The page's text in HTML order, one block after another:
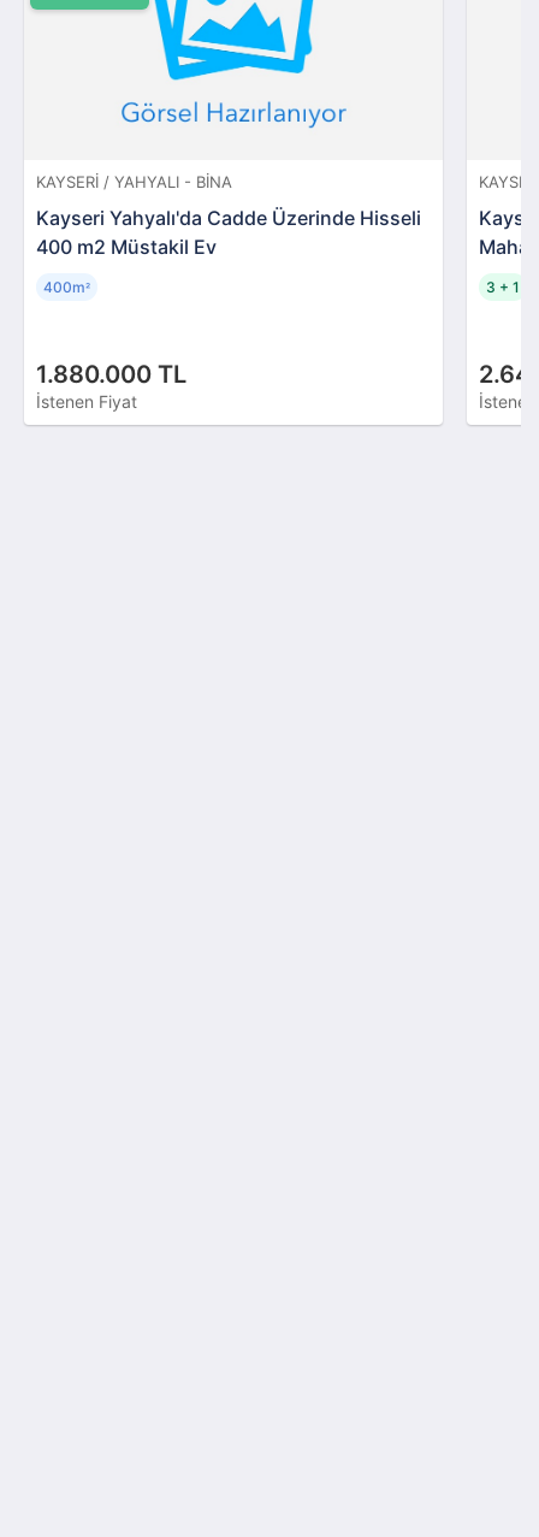
KAYSERI / YAHYALI - BINA
Kayseri Yahyalı'da Cadde Üzerinde Hisseli
400 m2 Müstakil Ev
1.880.000 TL
İstenen Fiyat
400m² 3 + 1